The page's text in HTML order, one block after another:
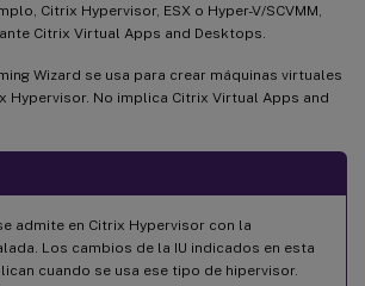
Citrix Hypervisor, ESX o Hyper-V/SCVMM,
Citrix Virtual Apps and Desktops.
Wizard se usa para crear máquinas virtuales
Hypervisor. No implica Citrix Virtual Apps and
admite en Citrix Hypervisor con la
Los cambios de la IU indicados en esta
cuando se usa ese tipo de hipervisor.